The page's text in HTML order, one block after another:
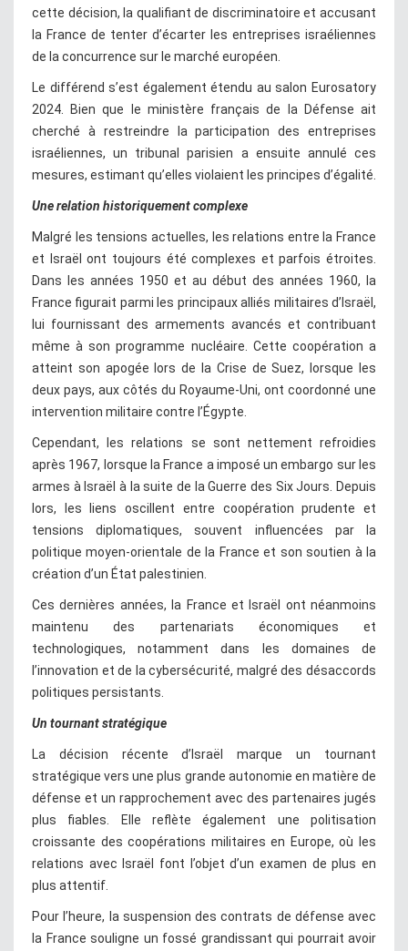
cette décision, la qualifiant de discriminatoire et accusant
la France de tenter d’écarter les entreprises israéliennes
de la concurrence sur le marché européen.
Le différend s’est également étendu au salon Eurosatory
2024. Bien que le ministère français de la Défense ait
cherché à restreindre la participation des entreprises
israéliennes, un tribunal parisien a ensuite annulé ces
mesures, estimant qu’elles violaient les principes d’égalité.
Une relation historiquement complexe
Malgré les tensions actuelles, les relations entre la France
et Israël ont toujours été complexes et parfois étroites.
Dans les années 1950 et au début des années 1960, la
France figurait parmi les principaux alliés militaires d’Israël,
lui fournissant des armements avancés et contribuant
même à son programme nucléaire. Cette coopération a
atteint son apogée lors de la Crise de Suez, lorsque les
deux pays, aux côtés du Royaume-Uni, ont coordonné une
intervention militaire contre l’Égypte.
Cependant, les relations se sont nettement refroidies
après 1967, lorsque la France a imposé un embargo sur les
armes à Israël à la suite de la Guerre des Six Jours. Depuis
lors, les liens oscillent entre coopération prudente et
tensions diplomatiques, souvent influencées par la
politique moyen-orientale de la France et son soutien à la
création d’un État palestinien.
Ces dernières années, la France et Israël ont néanmoins
maintenu des partenariats économiques et
technologiques, notamment dans les domaines de
l’innovation et de la cybersécurité, malgré des désaccords
politiques persistants.
Un tournant stratégique
La décision récente d’Israël marque un tournant
stratégique vers une plus grande autonomie en matière de
défense et un rapprochement avec des partenaires jugés
plus fiables. Elle reflète également une politisation
croissante des coopérations militaires en Europe, où les
relations avec Israël font l’objet d’un examen de plus en
plus attentif.
Pour l’heure, la suspension des contrats de défense avec
la France souligne un fossé grandissant qui pourrait avoir